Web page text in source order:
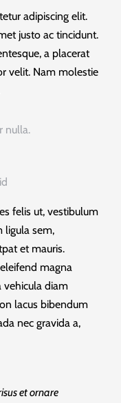
adipiscing elit.
justo ac tincidunt.
a placerat
velit. Nam molestie
nulla.
felis ut, vestibulum
ligula sem,
et mauris.
magna
vehicula diam
lacus bibendum
nec gravida a,
et ornare